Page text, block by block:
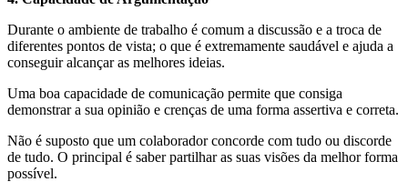
Durante o ambiente de trabalho é comum a discussão e a troca de
diferentes pontos de vista; o que é extremamente saudável e ajuda a
conseguir alcançar as melhores ideias.
Uma boa capacidade de comunicação permite que consiga
demonstrar a sua opinião e crenças de uma forma assertiva e correta.
Não é suposto que um colaborador concorde com tudo ou discorde
de tudo. O principal é saber partilhar as suas visões da melhor forma
possível.